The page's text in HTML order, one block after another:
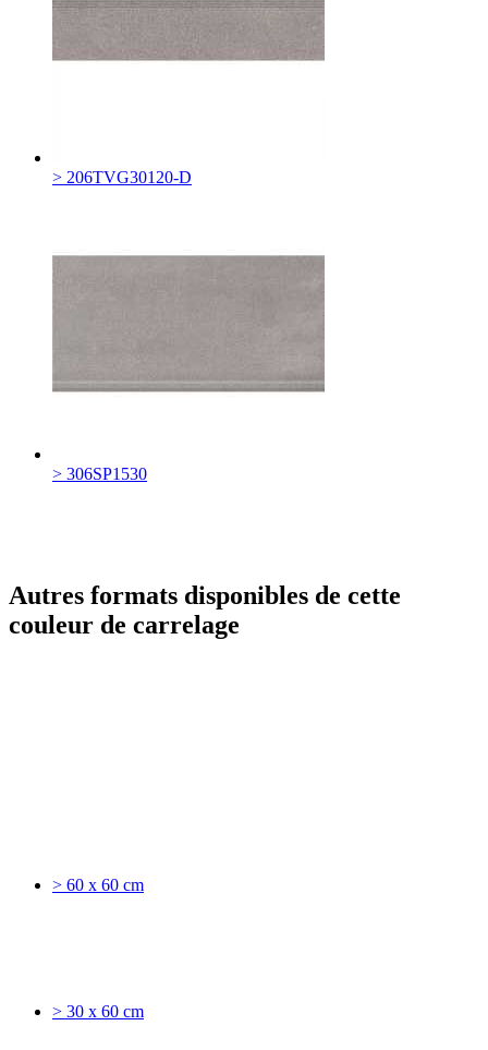
> 206TVG30120-D
> 306SP1530
Autres formats disponibles de cette
couleur de carrelage
> 60 x 60 cm
> 30 x 60 cm